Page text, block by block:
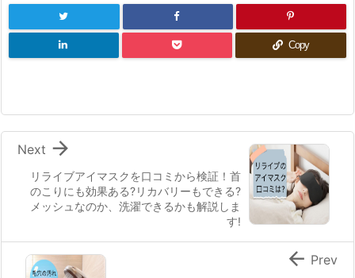
Copy
リライブアイマスクを口コミから検証！首
のこりにも効果ある?リカバリーもできる?
メッシュなのか、洗濯できるかも解説しま
す!

Next
 Prev